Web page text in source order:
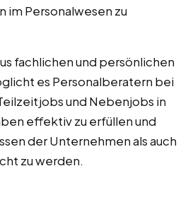
im Personalwesen zu
fachlichen und persönlichen
es Personalberatern bei
und Nebenjobs in
effektiv zu erfüllen und
der Unternehmen als auch
zu werden.